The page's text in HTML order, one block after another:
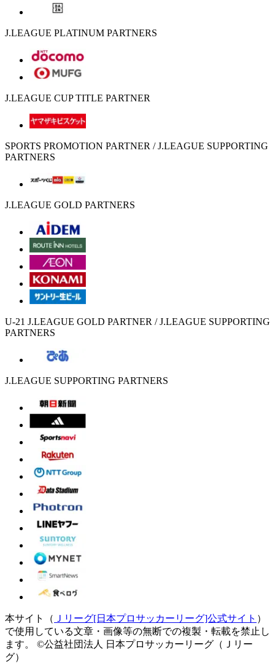
J.LEAGUE PLATINUM PARTNERS
J.LEAGUE CUP TITLE PARTNER
SPORTS PROMOTION PARTNER / J.LEAGUE SUPPORTING
PARTNERS
J.LEAGUE GOLD PARTNERS
U-21 J.LEAGUE GOLD PARTNER / J.LEAGUE SUPPORTING
PARTNERS
J.LEAGUE SUPPORTING PARTNERS
本サイト（ Ｊリーグ[日本プロサッカーリーグ]公式サイト ）
で使用している文章・画像等の無断での複製・転載を禁止し
ます。
©公益社団法人 日本プロサッカーリーグ（Ｊリー
グ）